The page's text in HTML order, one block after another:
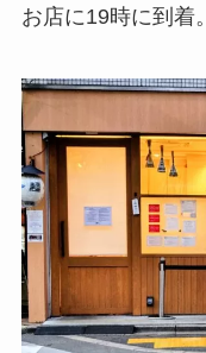
お店に19時に到着。